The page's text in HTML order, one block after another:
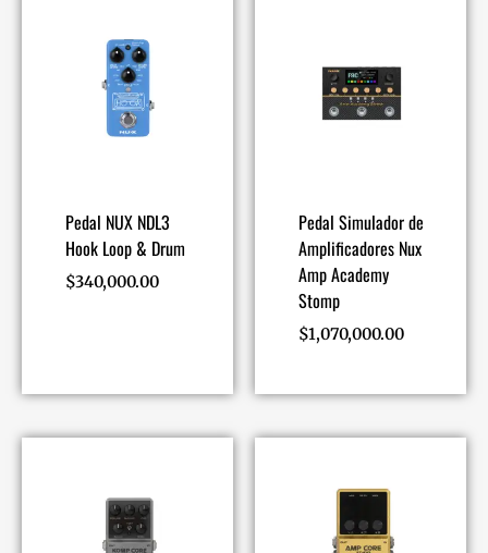
Pedal NUX NDL3
Hook Loop & Drum
$340,000.00
Pedal Simulador de
Amplificadores Nux
Amp Academy
Stomp
$1,070,000.00